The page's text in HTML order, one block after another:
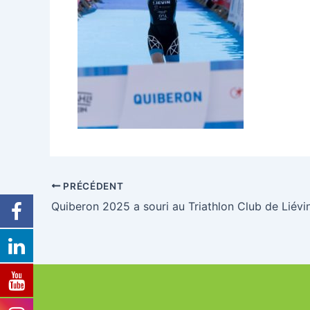
PRÉCÉDENT
Quiberon 2025 a souri au Triathlon Club de